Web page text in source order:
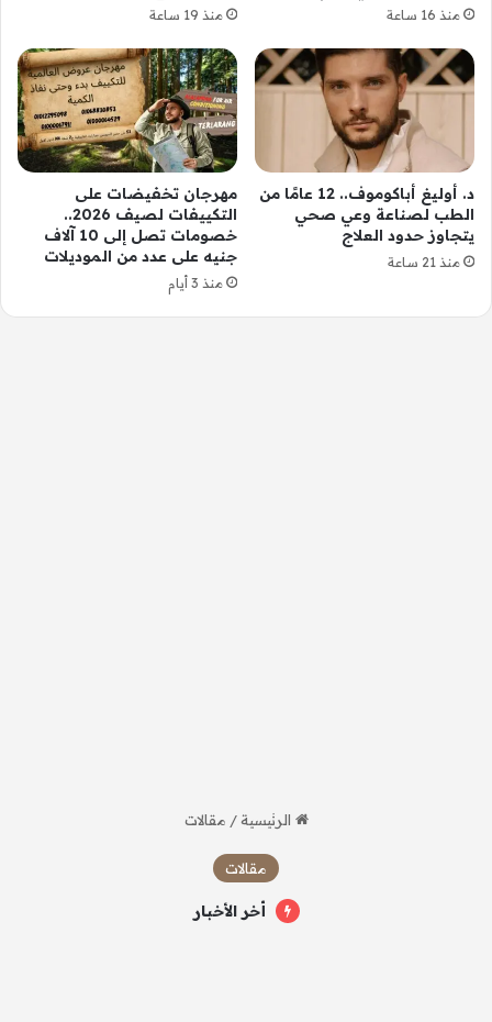
منذ 16 ساعة منذ 19 ساعة
د. أوليغ أباكوموف.. 12 عامًا من
الطب لصناعة وعي صحي
يتجاوز حدود العلاج
منذ 21 ساعة
مهرجان تخفيضات على
التكييفات لصيف 2026..
خصومات تصل إلى 10 آلاف
جنيه على عدد من الموديلات
منذ 3 أيام